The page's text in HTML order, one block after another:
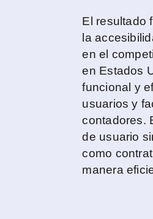
El resultado
la
en el
en Estados
funcional y
usuarios y
contadores.
de usuario
como
manera